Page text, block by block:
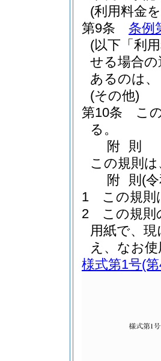
(利用料金
第9条
条例
(以下「利
せる場合
あるのは
(その他)
第10条
こ
る。
附 則
この規則
附 則 (
1
この規則
2
この規則
用紙で、
え、なお
様式第1号(